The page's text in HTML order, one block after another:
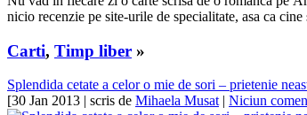
nicio recenzie pe site-urile de specialitate, asa ca
Carti, Timp liber »
Splendida cetate a celor o mie de sori – prietenie
[30 Jan 2013 | scris de Mihaela Musat| Niciun